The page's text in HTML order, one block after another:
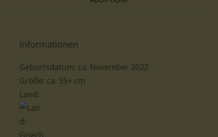
Informationen
Geburtsdatum: ca. November 2022
Größe: ca. 55+ cm
Land: